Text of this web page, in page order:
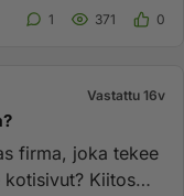
1 371 0
Vastattu 16v
firma, joka tekee
Kiitos